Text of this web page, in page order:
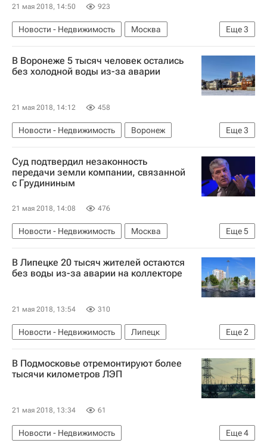
21 мая 2018, 14:50 923
Еще3
Новости - Недвижимость
Москва
Железная дорога
Инфраструктура Россия
В Воронеже 5 тысяч человек остались
без холодной воды из-за аварии
21 мая 2018, 14:12 458
Еще3
Новости - Недвижимость
Воронеж
МЧС России (Министерство РФ по делам гражданской обороны, чрезвычайным ситуациям и ликвидации последствий стихийных бедствий)
Инфраструктура
Россия
Суд подтвердил незаконность
передачи земли компании, связанной
с Грудининым
21 мая 2018, 14:08 476
Еще5
Новости - Недвижимость
Москва
Павел Грудинин
Совхоз имени Ленина
Десятый арбитражный апелляционный суд
В Липецке 20 тысяч жителей остаются
без воды из-за аварии на коллекторе
21 мая 2018, 13:54 310
Еще2
Новости - Недвижимость
Липецк
Инфраструктура
Россия
В Подмосковье отремонтируют более
тысячи километров ЛЭП
21 мая 2018, 13:34 61
Еще4
Новости - Недвижимость